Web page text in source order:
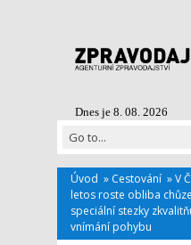
Dnes je 8. 08. 2026
Úvod » Cestování »V
letos roste obliba
speciální stezky
vnímání pohybu